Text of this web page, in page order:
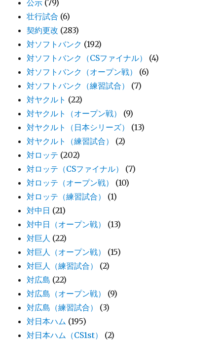
公示 (79)
壮行試合 (6)
契約更改 (283)
対ソフトバンク (192)
対ソフトバンク（CSファイナル）
(4)
対ソフトバンク（オープン戦）
(6)
対ソフトバンク（練習試合）
(7)
対ヤクルト (22)
対ヤクルト（オープン戦）
(9)
対ヤクルト（日本シリーズ）
(13)
対ヤクルト（練習試合）
(2)
対ロッテ (202)
対ロッテ（CSファイナル）
(7)
対ロッテ（オープン戦）
(10)
対ロッテ（練習試合）
(1)
対中日 (21)
対中日（オープン戦）
(13)
対巨人 (22)
対巨人（オープン戦）
(15)
対巨人（練習試合）
(2)
対広島 (22)
対広島（オープン戦）
(9)
対広島（練習試合）
(3)
対日本ハム (195)
対日本ハム（CS1st）
(2)